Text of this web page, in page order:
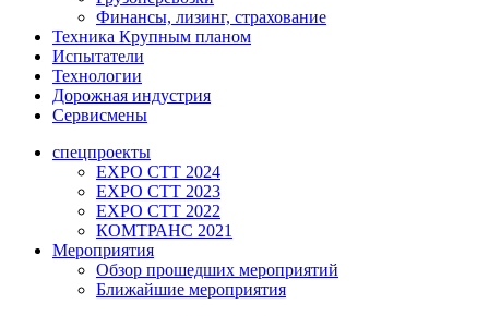
Финансы, лизинг, страхование
Техника Крупным планом
Испытатели
Технологии
Дорожная индустрия
Сервисмены
спецпроекты
EXPO CTT 2024
EXPO CTT 2023
EXPO CTT 2022
КОМТРАНС 2021
Мероприятия
Обзор прошедших мероприятий
Ближайшие мероприятия